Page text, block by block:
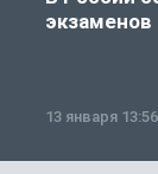
экзаменов
13 января 13:56